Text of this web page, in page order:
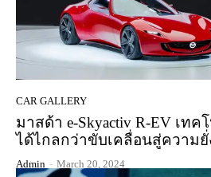
CAR GALLERY
มาสด้า e-Skyactiv R-EV เท
ได้ไกลกว่าขับเคลื่อนสู่ความ
Admin - March 20, 2024